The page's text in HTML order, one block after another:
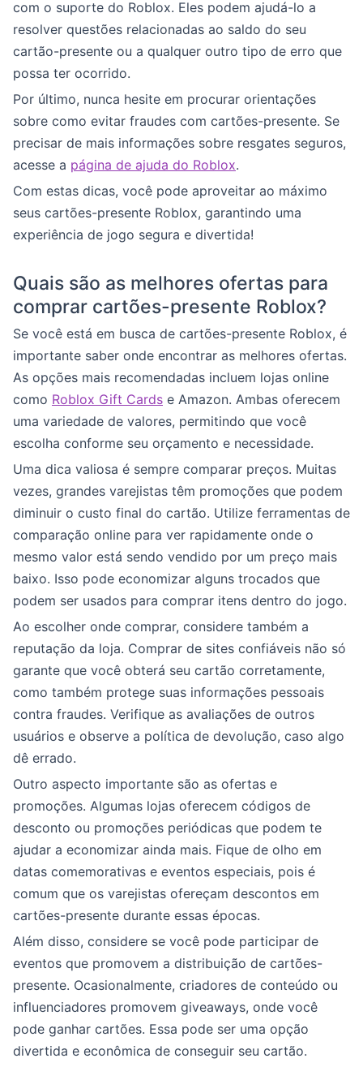
com o suporte do Roblox. Eles podem ajudá-lo a
resolver questões relacionadas ao saldo do seu
cartão-presente ou a qualquer outro tipo de erro que
possa ter ocorrido.
Por último, nunca hesite em procurar orientações
sobre como evitar fraudes com cartões-presente. Se
precisar de mais informações sobre resgates seguros,
acesse a página de ajuda do Roblox.
Com estas dicas, você pode aproveitar ao máximo
seus cartões-presente Roblox, garantindo uma
experiência de jogo segura e divertida!
Quais são as melhores ofertas para
comprar cartões-presente Roblox?
Se você está em busca de cartões-presente Roblox, é
importante saber onde encontrar as melhores ofertas.
As opções mais recomendadas incluem lojas online
como Roblox Gift Cards e Amazon. Ambas oferecem
uma variedade de valores, permitindo que você
escolha conforme seu orçamento e necessidade.
Uma dica valiosa é sempre comparar preços. Muitas
vezes, grandes varejistas têm promoções que podem
diminuir o custo final do cartão. Utilize ferramentas de
comparação online para ver rapidamente onde o
mesmo valor está sendo vendido por um preço mais
baixo. Isso pode economizar alguns trocados que
podem ser usados para comprar itens dentro do jogo.
Ao escolher onde comprar, considere também a
reputação da loja. Comprar de sites confiáveis não só
garante que você obterá seu cartão corretamente,
como também protege suas informações pessoais
contra fraudes. Verifique as avaliações de outros
usuários e observe a política de devolução, caso algo
dê errado.
Outro aspecto importante são as ofertas e
promoções. Algumas lojas oferecem códigos de
desconto ou promoções periódicas que podem te
ajudar a economizar ainda mais. Fique de olho em
datas comemorativas e eventos especiais, pois é
comum que os varejistas ofereçam descontos em
cartões-presente durante essas épocas.
Além disso, considere se você pode participar de
eventos que promovem a distribuição de cartões-
presente. Ocasionalmente, criadores de conteúdo ou
influenciadores promovem giveaways, onde você
pode ganhar cartões. Essa pode ser uma opção
divertida e econômica de conseguir seu cartão.